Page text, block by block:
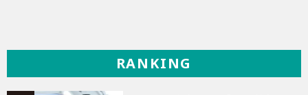
RANKING